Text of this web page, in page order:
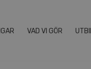
VAD VI GÖR